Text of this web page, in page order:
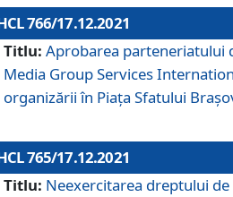
766/17.12.2021
Titlu: Aprobarea parteneriatului
Media Group Services
organizării în Piața Sfatului
765/17.12.2021
Titlu: Neexercitarea dreptului